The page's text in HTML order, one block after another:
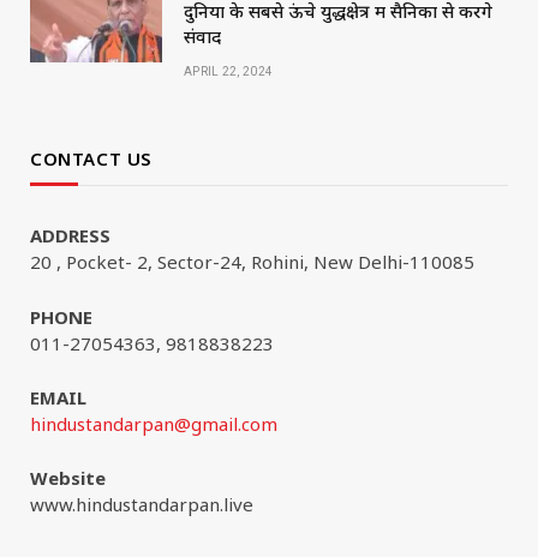
दुनिया के सबसे ऊंचे युद्धक्षेत्र में सैनिकों से करेंगे
संवाद
APRIL 22, 2024
CONTACT US
ADDRESS
20 , Pocket- 2, Sector-24, Rohini, New Delhi-110085
PHONE
011-27054363, 9818838223
EMAIL
hindustandarpan@gmail.com
Website
www.hindustandarpan.live